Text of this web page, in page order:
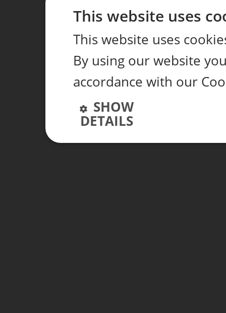
This website uses
This website uses
By using our website
accordance with our
SHOW
DETAILS